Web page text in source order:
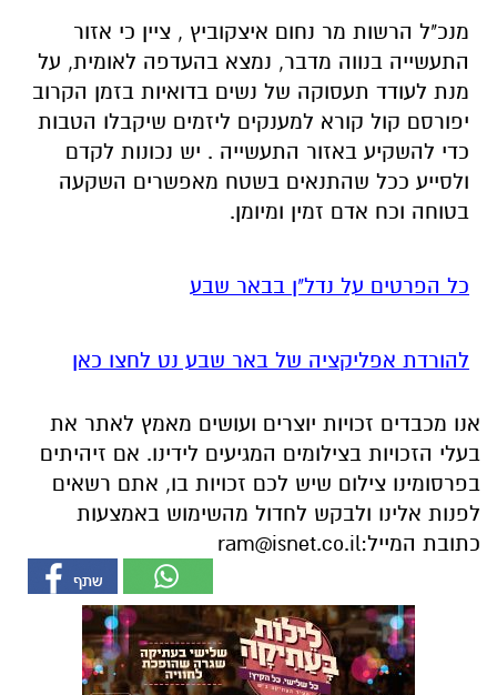
מנכ"ל הרשות מר נחום איצקוביץ , ציין כי אזור
התעשייה בנווה מדבר, נמצא בהעדפה לאומית, על
מנת לעודד תעסוקה של נשים בדואיות בזמן הקרוב
יפורסם קול קורא למענקים ליזמים שיקבלו הטבות
כדי להשקיע באזור התעשייה . יש נכונות לקדם
ולסייע ככל שהתנאים בשטח מאפשרים השקעה
בטוחה וכח אדם זמין ומיומן.
כל הפרטים על נדל"ן בבאר שבע
להורדת אפליקציה של באר שבע נט לחצו כאן
אנו מכבדים זכויות יוצרים ועושים מאמץ לאתר את
בעלי הזכויות בצילומים המגיעים לידינו. אם זיהיתים
בפרסומינו צילום שיש לכם זכויות בו, אתם רשאים
לפנות אלינו ולבקש לחדול מהשימוש באמצעות
כתובת המייל:ram@isnet.co.il